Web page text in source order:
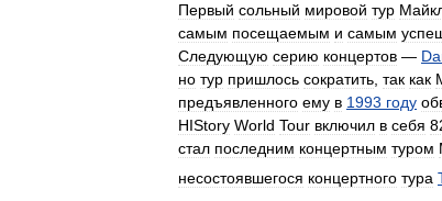
Первый сольный мировой тур
самым посещаемым и самым
Следующую серию концертов —
но тур пришлось сократить так как
предъявленного ему в 1993 году
HIStory World Tour включил в себя
стал последним концертным туром
несостоявшегося концертного тура